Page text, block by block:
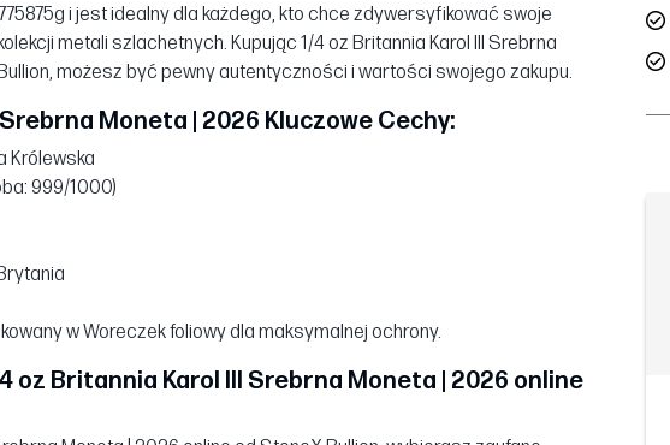
i jest idealny dla każdego, kto chce zdywersyfikować swoje
metali szlachetnych. Kupując 1/4 oz Britannia Karol III Srebrna
możesz być pewny autentyczności i wartości swojego zakupu.
Moneta | 2026 Kluczowe Cechy:
Królewska
999/1000)
w Woreczek foliowy dla maksymalnej ochrony.
oz Britannia Karol III Srebrna Moneta | 2026 online